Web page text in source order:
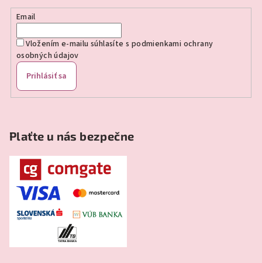
Email
Vložením e-mailu súhlasíte s podmienkami ochrany
osobných údajov
Prihlásiť sa
Plaťte u nás bezpečne